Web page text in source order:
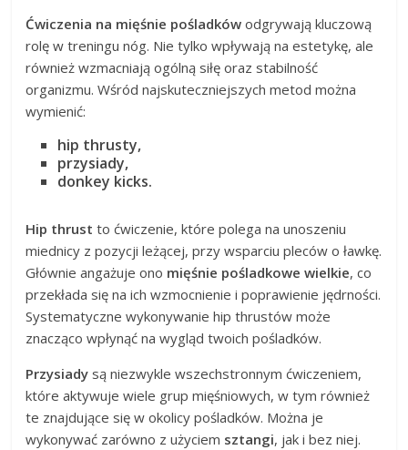
Ćwiczenia na mięśnie pośladków odgrywają kluczową
rolę w treningu nóg. Nie tylko wpływają na estetykę, ale
również wzmacniają ogólną siłę oraz stabilność
organizmu. Wśród najskuteczniejszych metod można
wymienić:
hip thrusty,
przysiady,
donkey kicks.
Hip thrust to ćwiczenie, które polega na unoszeniu
miednicy z pozycji leżącej, przy wsparciu pleców o ławkę.
Głównie angażuje ono mięśnie pośladkowe wielkie, co
przekłada się na ich wzmocnienie i poprawienie jędrności.
Systematyczne wykonywanie hip thrustów może
znacząco wpłynąć na wygląd twoich pośladków.
Przysiady są niezwykle wszechstronnym ćwiczeniem,
które aktywuje wiele grup mięśniowych, w tym również
te znajdujące się w okolicy pośladków. Można je
wykonywać zarówno z użyciem sztangi, jak i bez niej.